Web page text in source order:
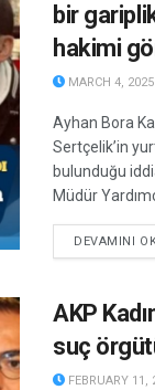
bir
hakimi
MARCH 4, 2025
Ayhan Bora
Sertçelik’in
bulunduğu
Müdür
DEVAMINI
AKP
suç
FEBRUARY 11,